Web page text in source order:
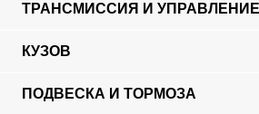
ТРАНСМИССИЯ И УПРАВЛЕНИЕ
КУЗОВ
ПОДВЕСКА И ТОРМОЗА